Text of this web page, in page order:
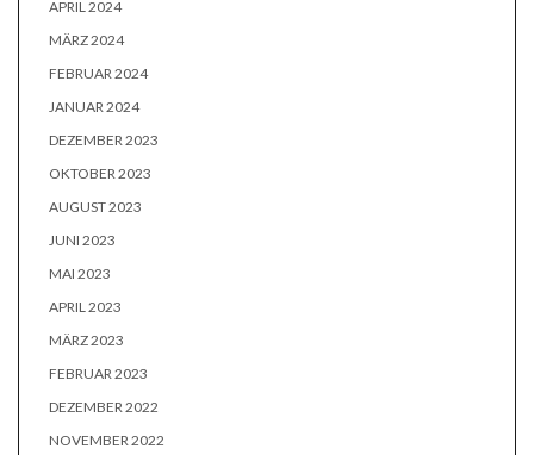
APRIL 2024
MÄRZ 2024
FEBRUAR 2024
JANUAR 2024
DEZEMBER 2023
OKTOBER 2023
AUGUST 2023
JUNI 2023
MAI 2023
APRIL 2023
MÄRZ 2023
FEBRUAR 2023
DEZEMBER 2022
NOVEMBER 2022